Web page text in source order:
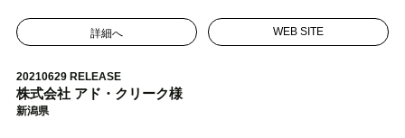
詳細へ WEB SITE
20210629 RELEASE
株式会社 アド・クリーク様
新潟県